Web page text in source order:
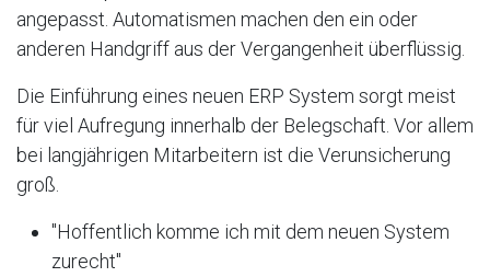
angepasst. Automatismen machen den ein oder
anderen Handgriff aus der Vergangenheit überflüssig.
Die Einführung eines neuen ERP System sorgt meist
für viel Aufregung innerhalb der Belegschaft. Vor allem
bei langjährigen Mitarbeitern ist die Verunsicherung
groß.
"Hoffentlich komme ich mit dem neuen System
zurecht"